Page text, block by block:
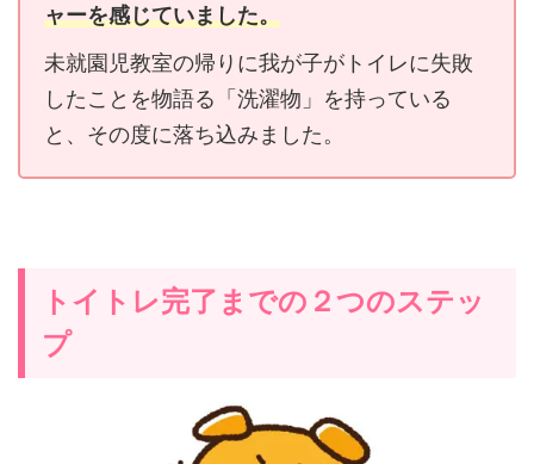
ャーを感じていました。
未就園児教室の帰りに我が子がトイレに失敗
したことを物語る「洗濯物」を持っている
と、その度に落ち込みました。
トイトレ完了までの２つのステッ
プ